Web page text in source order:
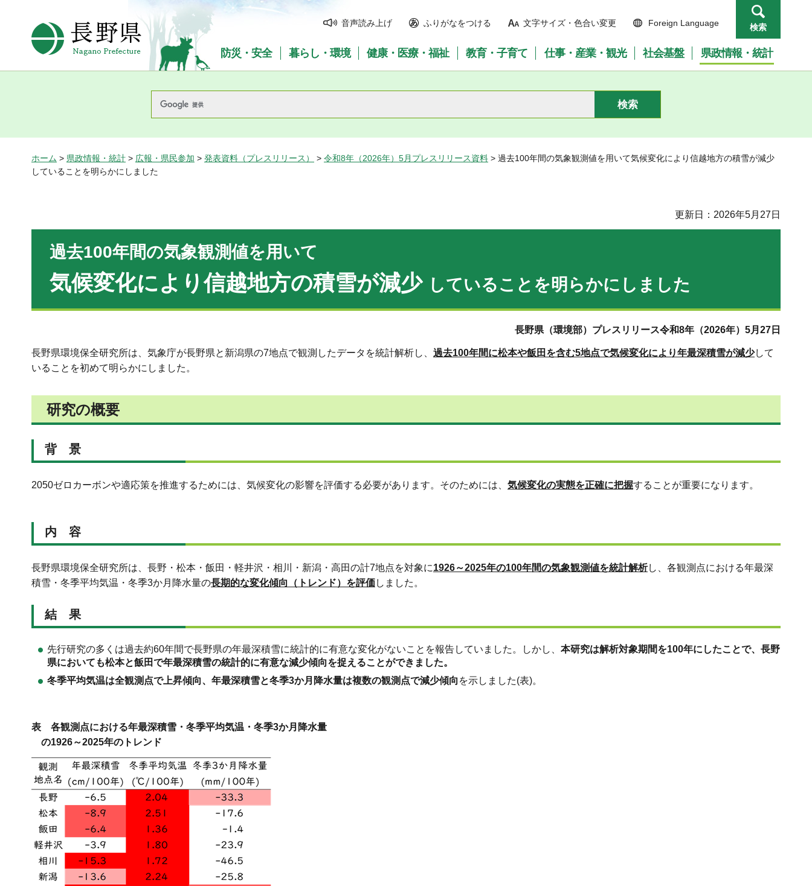
長野県Nagano Prefecture
音声読み上げ ふりがなをつける 文字サイズ・色合い変更 Foreign Language 検索
防災・安全 暮らし・環境 健康・医療・福祉 教育・子育て 仕事・産業・観光 社会基盤 県政情報・統計
ホーム > 県政情報・統計 > 広報・県民参加 > 発表資料（プレスリリース） > 令和8年（2026年）5月プレスリリース資料 > 過去100年間の気象観測値を用いて気候変化により信越地方の積雪が減少
していることを明らかにしました
更新日：2026年5月27日
過去100年間の気象観測値を用いて
気候変化により信越地方の積雪が減少 していることを明らかにしました
長野県（環境部）プレスリリース令和8年（2026年）5月27日
長野県環境保全研究所は、気象庁が長野県と新潟県の7地点で観測したデータを統計解析し、 過去100年間に松本や飯田を含む5地点で気候変化により年最深積雪が減少して
いることを初めて明らかにしました。
研究の概要
背 景
2050ゼロカーボンや適応策を推進するためには、気候変化の影響を評価する必要があります。そのためには、 気候変化の実態を正確に把握することが重要になります。
内 容
長野県環境保全研究所は、長野・松本・飯田・軽井沢・相川・新潟・高田の計7地点を対象に1926～2025年の100年間の気象観測値を統計解析し、各観測点における年最深
積雪・冬季平均気温・冬季3か月降水量の長期的な変化傾向（トレンド）を評価しました。
結 果
先行研究の多くは過去約60年間で長野県の年最深積雪に統計的に有意な変化がないことを報告していました。しかし、 本研究は解析対象期間を100年にしたことで、長野
県においても松本と飯田で年最深積雪の統計的に有意な減少傾向を捉えることができました。
冬季平均気温は全観測点で上昇傾向、年最深積雪と冬季3か月降水量は複数の観測点で減少傾向 を示しました(表)。
表 各観測点における年最深積雪・冬季平均気温・冬季3か月降水量
の1926～2025年のトレンド